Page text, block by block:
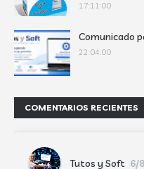
17:11:00
Comunicado
22:04:00
COMENTARIOS RECIENTES
Tutos y Soft 6/